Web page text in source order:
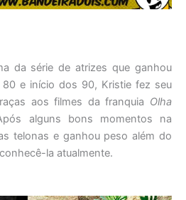
da série de atrizes que ganhou
e início dos 90, Kristie fez seu
aos filmes da franquia Olha
alguns bons momentos na
telonas e ganhou peso além do
la atualmente.